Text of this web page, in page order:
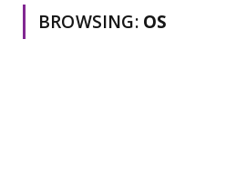
BROWSING: OS